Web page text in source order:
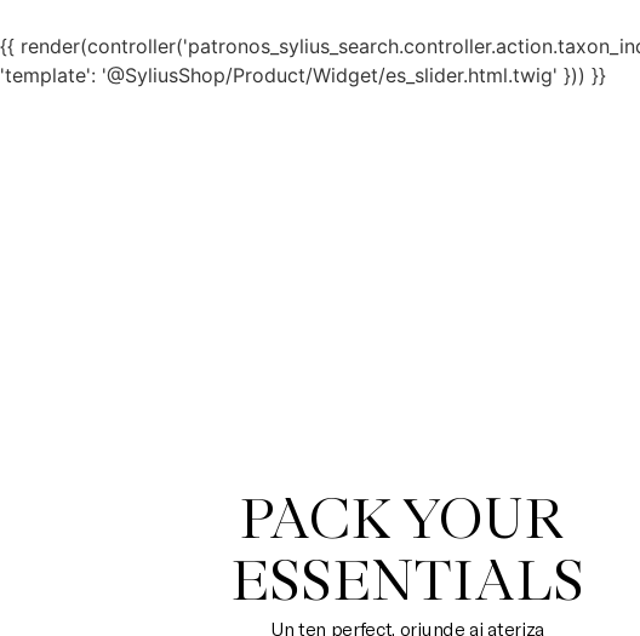
{{
'template': '@SyliusShop/Product/Widget/es_slider.html.twig' })) }}
PACK YOUR
ESSENTIALS
Un ten perfect, oriunde ai ateriza